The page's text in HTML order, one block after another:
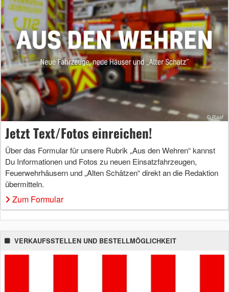
Jetzt Text/Fotos einreichen!
Über das Formular für unsere Rubrik „Aus den Wehren“ kannst
Du Informationen und Fotos zu neuen Einsatzfahrzeugen,
Feuerwehrhäusern und „Alten Schätzen“ direkt an die Redaktion
übermitteln.
Zum Formular
VERKAUFSSTELLEN UND BESTELLMÖGLICHKEIT